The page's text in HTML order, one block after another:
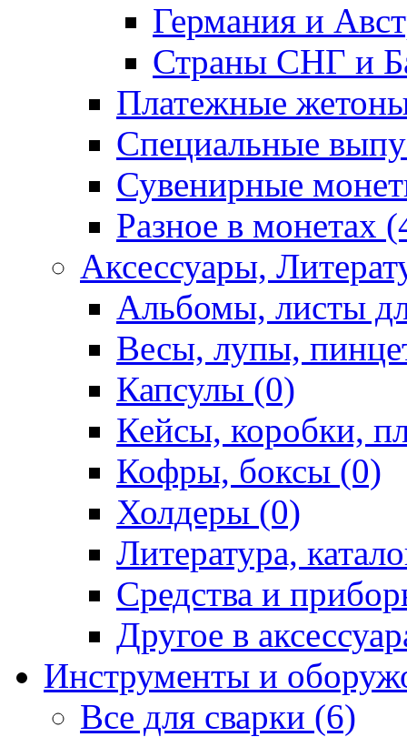
Германия и
Страны СНГ и
Платежные
Специальные
Сувенирные
Разное в монетах
Аксессуары,
Альбомы, листы
Весы, лупы,
Капсулы (0)
Кейсы, коробки,
Кофры, боксы (0)
Холдеры (0)
Литература,
Средства и
Другое в
Инструменты и
Все для сварки (6)